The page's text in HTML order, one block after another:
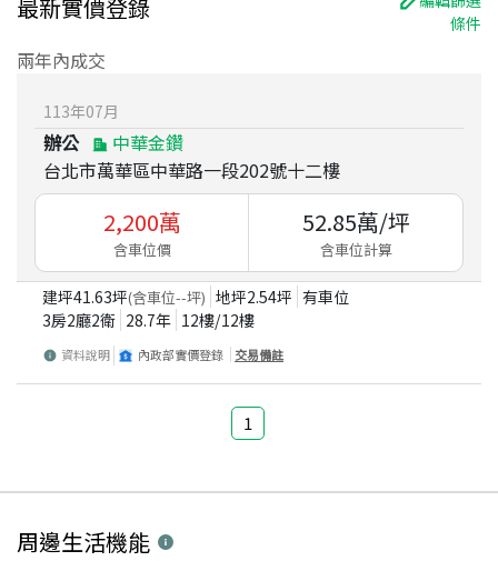
最新實價登錄
條件
兩年內成交
113年07月
辦公
中華金鑽
台北市萬華區中華路一段202號十二樓
2,200萬
含車位價
52.85萬/坪
含車位計算
建坪41.63坪(含車位--坪) 地坪2.54坪 有車位
3房2廳2衛 28.7年 12樓/12樓
資料說明 內政部實價登錄 交易備註
1
周邊生活機能